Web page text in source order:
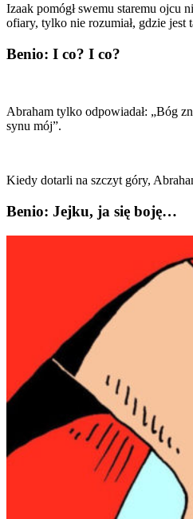
Izaak pomógł swemu staremu ojcu
ofiary, tylko nie rozumiał, gdzie
Benio: I co? I co?
Abraham tylko odpowiadał: „Bóg
synu mój”.
Kiedy dotarli na szczyt góry,
Benio: Jejku, ja się boję…